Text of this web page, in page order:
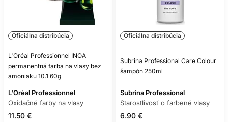
Oficiálna distribúcia
L'Oréal Professionnel INOA
permanentná farba na vlasy bez
amoniaku 10.1 60g
L'Oréal Professionnel
Oxidačné farby na vlasy
11.50 €
Oficiálna distribúcia
Subrina Professional Care Colour
šampón 250ml
Subrina Professional
Starostlivosť o farbené vlasy
6.90 €